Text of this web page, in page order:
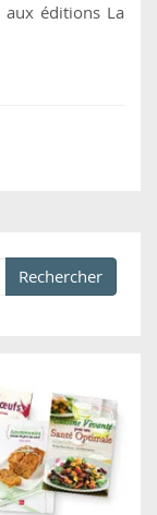
éditions La
Rechercher